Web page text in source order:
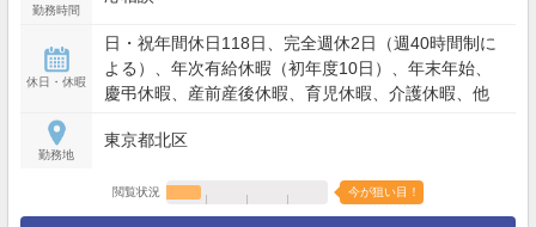
勤務時間
休日・休暇
日・祝年間休日118日、完全週休2日（週40時間制に
よる）、年次有給休暇（初年度10日）、年末年始、
慶弔休暇、産前産後休暇、育児休暇、介護休暇、他
勤務地
東京都北区
閲覧状況 今が狙い目！